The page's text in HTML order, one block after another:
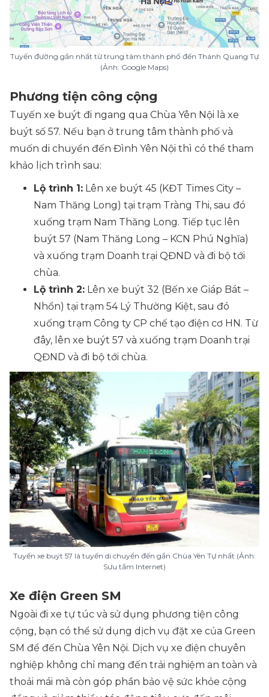
Tuyến đường gần nhất từ trung tâm thành phố đến Thánh Quang Tự
(Ảnh: Google Maps)
Phương tiện công cộng
Tuyến xe buýt đi ngang qua Chùa Yên Nội là xe
buýt số 57. Nếu bạn ở trung tâm thành phố và
muốn di chuyển đến Đình Yên Nội thì có thể tham
khảo lịch trình sau:
Lộ trình 1: Lên xe buýt 45 (KĐT Times City –
Nam Thăng Long) tại trạm Tràng Thi, sau đó
xuống trạm Nam Thăng Long. Tiếp tục lên
buýt 57 (Nam Thăng Long – KCN Phú Nghĩa)
và xuống trạm Doanh trại QĐND và đi bộ tới
chùa.
Lộ trình 2: Lên xe buýt 32 (Bến xe Giáp Bát –
Nhổn) tại trạm 54 Lý Thường Kiệt, sau đó
xuống trạm Công ty CP chế tạo điện cơ HN. Từ
đây, lên xe buýt 57 và xuống trạm Doanh trại
QĐND và đi bộ tới chùa.
Tuyến xe buýt 57 là tuyến di chuyển đến gần Chùa Yên Tự nhất (Ảnh:
Sưu tầm Internet)
Xe điện Green SM
Ngoài đi xe tự túc và sử dụng phương tiện công
cộng, bạn có thể sử dụng dịch vụ đặt xe của Green
SM để đến Chùa Yên Nội. Dịch vụ xe điện chuyên
nghiệp không chỉ mang đến trải nghiệm an toàn và
thoải mái mà còn góp phần bảo vệ sức khỏe cộng